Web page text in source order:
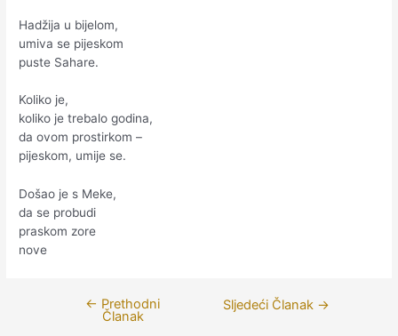
Hadžija u bijelom,
umiva se pijeskom
puste Sahare.
Koliko je,
koliko je trebalo godina,
da ovom prostirkom –
pijeskom, umije se.
Došao je s Meke,
da se probudi
praskom zore
nove
Navigacija
← Prethodni
Članak
Sljedeći Članak →